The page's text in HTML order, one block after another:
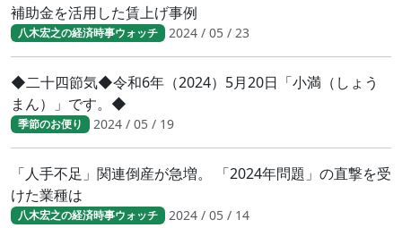
補助金を活用した賃上げ事例
八木宏之の経済時事ウォッチ 2024 / 05 / 23
◆二十四節気◆令和6年（2024）5月20日「小満（しょう
まん）」です。◆
季節のお便り 2024 / 05 / 19
「人手不足」関連倒産が急増。 「2024年問題」の直撃を受
けた業種は
八木宏之の経済時事ウォッチ 2024 / 05 / 14